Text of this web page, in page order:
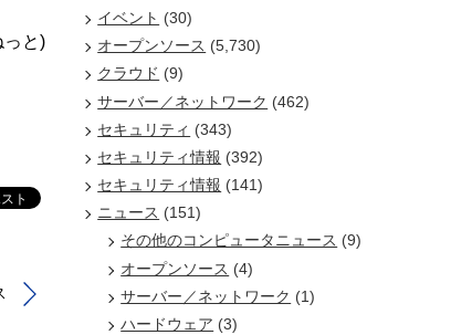
っと)
イベント (30)
オープンソース (5,730)
クラウド (9)
サーバー／ネットワーク (462)
セキュリティ (343)
セキュリティ情報 (392)
セキュリティ情報 (141)
ニュース (151)
その他のコンピュータニュース (9)
オープンソース (4)
サーバー／ネットワーク (1)
ハードウェア (3)